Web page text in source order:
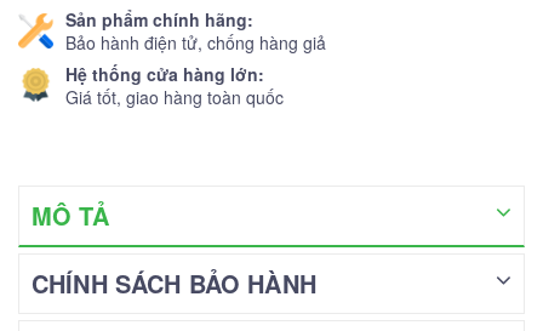
Sản phẩm chính hãng:
Bảo hành điện tử, chống hàng giả
Hệ thống cửa hàng lớn:
Giá tốt, giao hàng toàn quốc
MÔ TẢ
CHÍNH SÁCH BẢO HÀNH